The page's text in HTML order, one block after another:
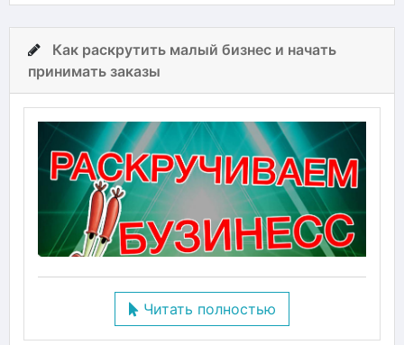
Как раскрутить малый бизнес и начать
принимать заказы
Читать полностью